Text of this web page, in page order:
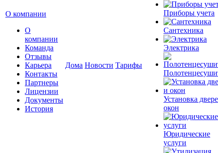
О компании
О
компании
Команда
Отзывы
Карьера
Контакты
Партнеры
Лицензии
Документы
История
Дома Новости Тарифы
Приборы учета
Сантехника
Электрика
Установка
окон
Юридические
услуги